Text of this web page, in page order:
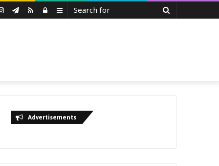
Sidebar
Log
RSS
Telegram
Instagram
Advertisements